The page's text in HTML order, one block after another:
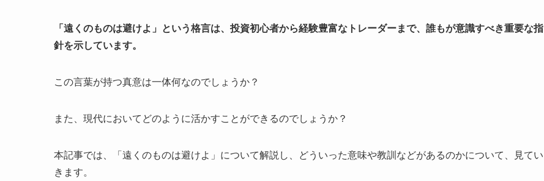
「遠くのものは避けよ」という格言は、投資初心者から経験豊富なトレーダーまで、誰もが意識すべき重要な指
針を示しています。
この言葉が持つ真意は一体何なのでしょうか？
また、現代においてどのように活かすことができるのでしょうか？
本記事では、「遠くのものは避けよ」について解説し、どういった意味や教訓などがあるのかについて、見てい
きます。